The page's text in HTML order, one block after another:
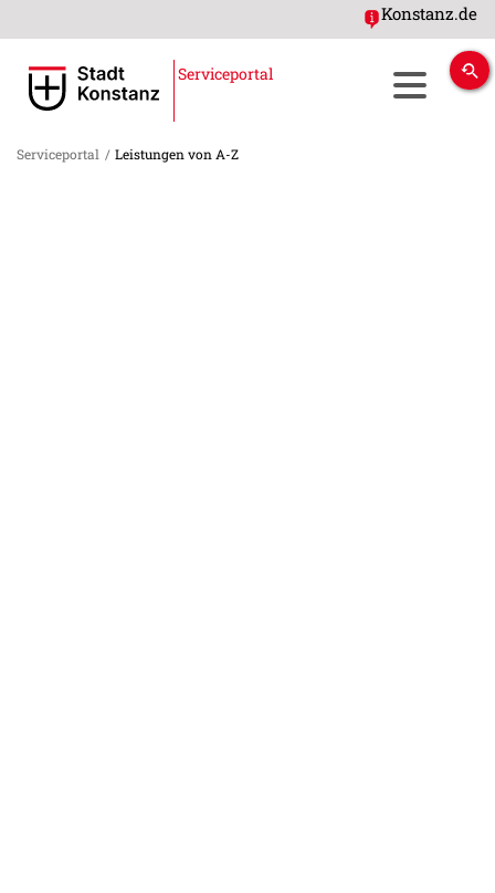
Konstanz.de
Serviceportal
Serviceportal / Leistungen von A-Z